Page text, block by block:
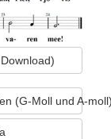
(G-Moll und A-